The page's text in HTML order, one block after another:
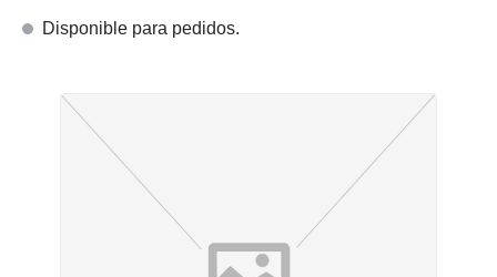
Disponible para pedidos.